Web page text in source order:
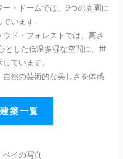
・ドームでは、9つの庭園に
います。
ド・フォレストでは、高さ
とした低温多湿な空間に、世
ています。
然の芸術的な美しさを体感
築一覧
ベイの写真